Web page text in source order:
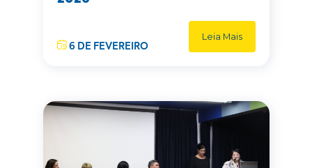
6 DE FEVEREIRO
Leia Mais